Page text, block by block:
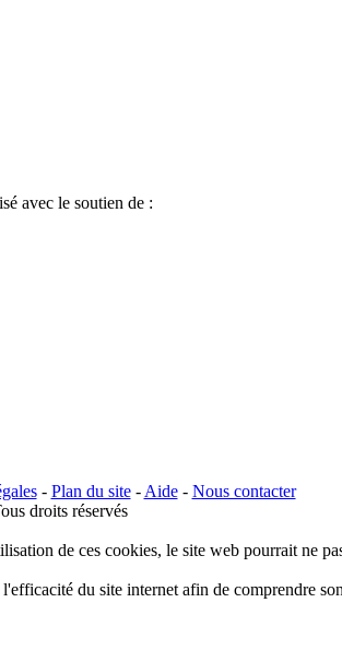
avec le soutien de :
- Plan du site- Aide- Nous contacter
droits réservés
de ces cookies, le site web pourrait ne
du site internet afin de comprendre